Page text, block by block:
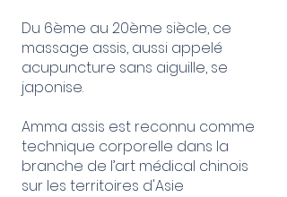
Du 6ème au 20ème siècle, ce
massage assis, aussi appelé
acupuncture sans aiguille, se
japonise.
Amma assis est reconnu comme
technique corporelle dans la
branche de l’art médical chinois
sur les territoires d'Asie